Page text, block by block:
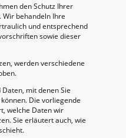
den Schutz Ihrer
behandeln Ihre
und entsprechend
sowie dieser
werden verschiedene
mit denen Sie
Die vorliegende
welche Daten wir
Sie erläutert auch, wie